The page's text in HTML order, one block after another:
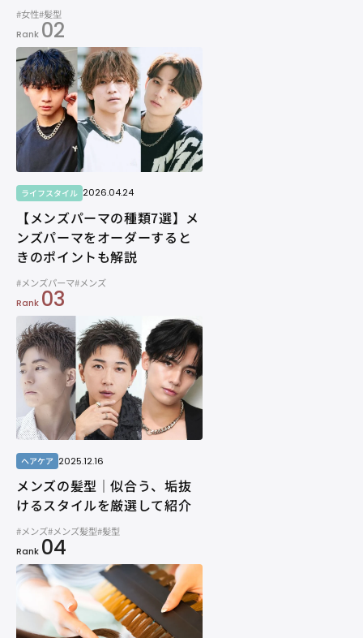
#女性#髪型
Rank 02
ライフスタイル 2026.04.24
【メンズパーマの種類7選】メ
ンズパーマをオーダーすると
きのポイントも解説
#メンズパーマ#メンズ
Rank 03
ヘアケア 2025.12.16
メンズの髪型｜似合う、垢抜
けるスタイルを厳選して紹介
#メンズ#メンズ髪型#髪型
Rank 04